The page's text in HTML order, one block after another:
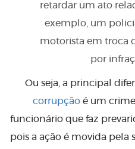
retardar um ato
exemplo, um
motorista em troca
por
Ou seja, a principal
corrupçãoé um
funcionário que faz
pois a ação é movida pela